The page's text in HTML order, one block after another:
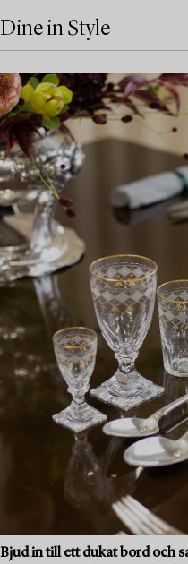
Dine in Style
Bjud in till ett dukat bord och